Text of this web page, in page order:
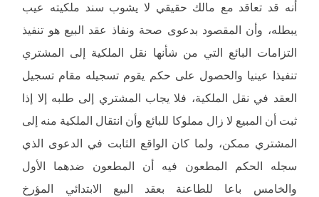
أنه قد تعاقد مع مالك حقيقي لا يشوب سند ملكيته عيب
يبطله، وأن المقصود بدعوى صحة ونفاذ عقد البيع هو تنفيذ
التزامات البائع التي من شأنها نقل الملكية إلى المشتري
تنفيذا عينيا والحصول على حكم يقوم تسجيله مقام تسجيل
العقد في نقل الملكية، فلا يجاب المشتري إلى طلبه إلا إذا
ثبت أن المبيع لا زال مملوكا للبائع وأن انتقال الملكية منه إلى
المشتري ممكن، ولما كان الواقع الثابت في الدعوى الذي
سجله الحكم المطعون فيه أن المطعون ضدهما الأول
والخامس باعا للطاعنة بعقد البيع الابتدائي المؤرخ